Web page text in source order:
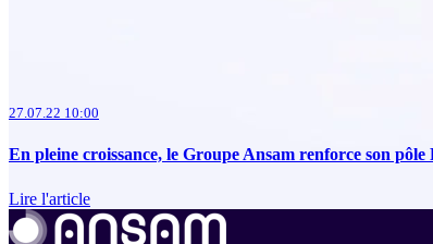
27.07.22 10:00
En pleine croissance, le Groupe Ansam renforce son pôle
Lire l'article